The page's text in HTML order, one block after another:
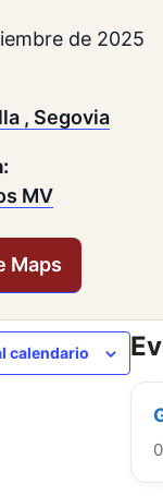
de 2025
, Segovia
MV
Maps
calendario